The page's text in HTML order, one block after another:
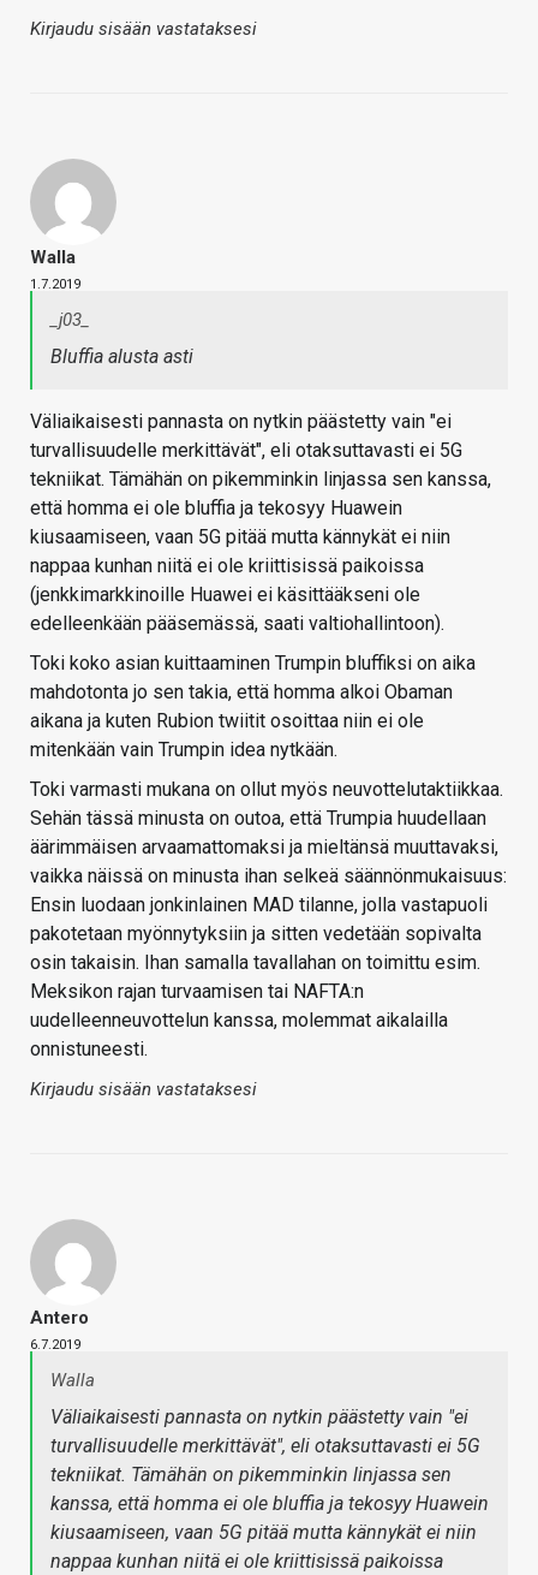
Kirjaudu sisään vastataksesi
Walla
1.7.2019
_j03_
Bluffia alusta asti
Väliaikaisesti pannasta on nytkin päästetty vain "ei
turvallisuudelle merkittävät", eli otaksuttavasti ei 5G
tekniikat. Tämähän on pikemminkin linjassa sen kanssa,
että homma ei ole bluffia ja tekosyy Huawein
kiusaamiseen, vaan 5G pitää mutta kännykät ei niin
nappaa kunhan niitä ei ole kriittisissä paikoissa
(jenkkimarkkinoille Huawei ei käsittääkseni ole
edelleenkään pääsemässä, saati valtiohallintoon).
Toki koko asian kuittaaminen Trumpin bluffiksi on aika
mahdotonta jo sen takia, että homma alkoi Obaman
aikana ja kuten Rubion twiitit osoittaa niin ei ole
mitenkään vain Trumpin idea nytkään.
Toki varmasti mukana on ollut myös neuvottelutaktiikkaa.
Sehän tässä minusta on outoa, että Trumpia huudellaan
äärimmäisen arvaamattomaksi ja mieltänsä muuttavaksi,
vaikka näissä on minusta ihan selkeä säännönmukaisuus:
Ensin luodaan jonkinlainen MAD tilanne, jolla vastapuoli
pakotetaan myönnytyksiin ja sitten vedetään sopivalta
osin takaisin. Ihan samalla tavallahan on toimittu esim.
Meksikon rajan turvaamisen tai NAFTA:n
uudelleenneuvottelun kanssa, molemmat aikalailla
onnistuneesti.
Kirjaudu sisään vastataksesi
Antero
6.7.2019
Walla
Väliaikaisesti pannasta on nytkin päästetty vain "ei
turvallisuudelle merkittävät", eli otaksuttavasti ei 5G
tekniikat. Tämähän on pikemminkin linjassa sen
kanssa, että homma ei ole bluffia ja tekosyy Huawein
kiusaamiseen, vaan 5G pitää mutta kännykät ei niin
nappaa kunhan niitä ei ole kriittisissä paikoissa